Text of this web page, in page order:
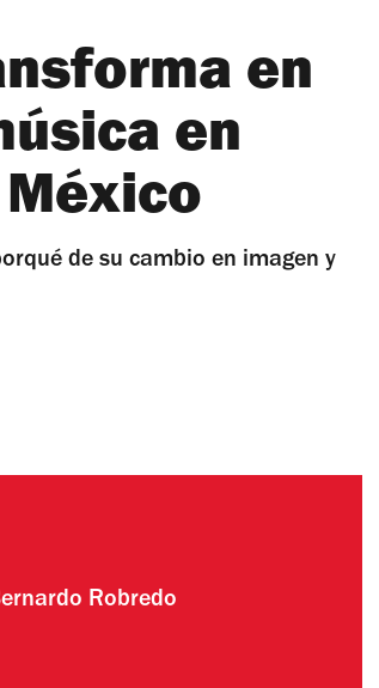
en
en
de su cambio en imagen y
Robredo